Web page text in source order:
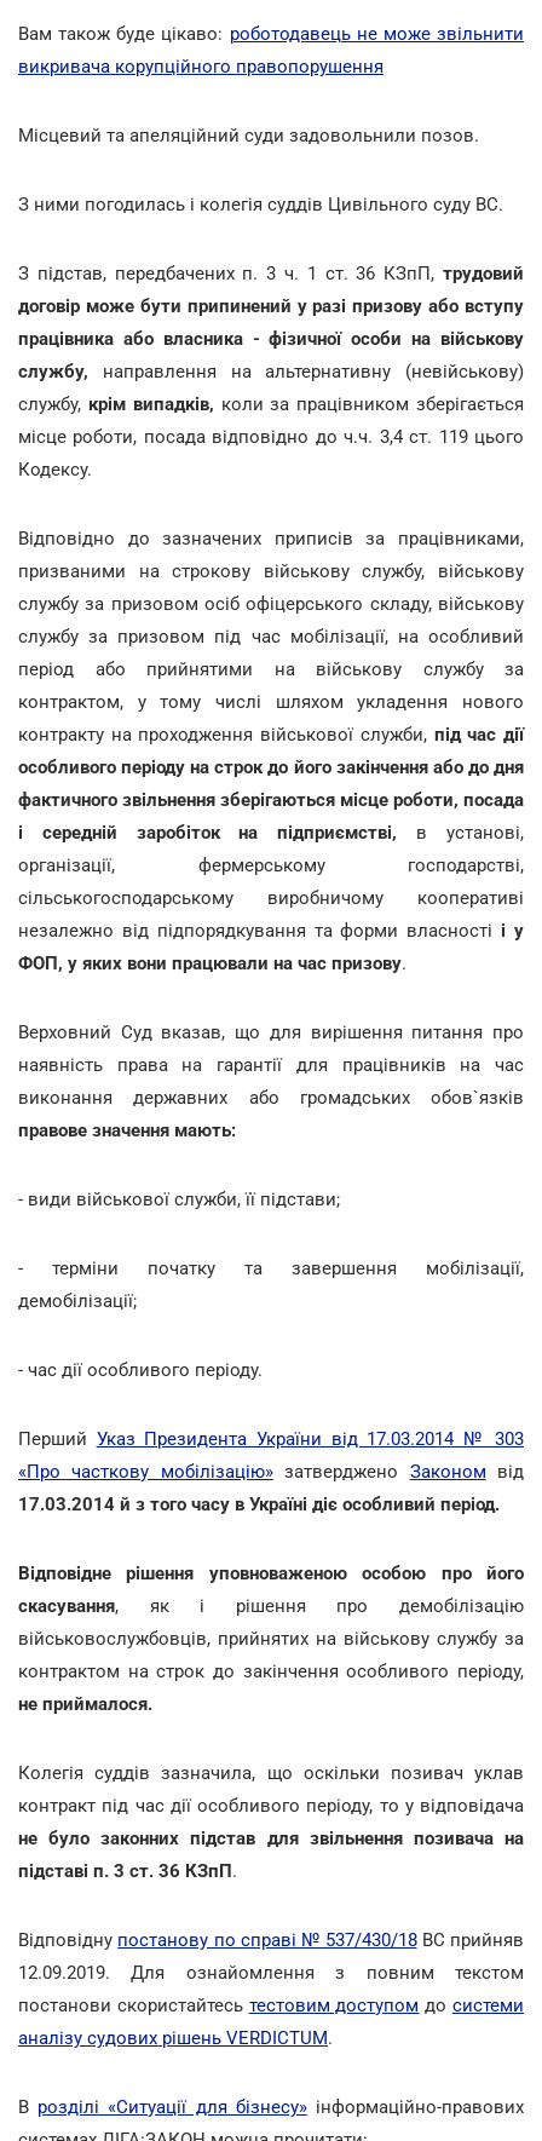
Вам також буде цікаво: роботодавець не може звільнити
викривача корупційного правопорушення
Місцевий та апеляційний суди задовольнили позов.
З ними погодилась і колегія суддів Цивільного суду ВС.
З підстав, передбачених п. 3 ч. 1 ст. 36 КЗпП, трудовий
договір може бути припинений у разі призову або вступу
працівника або власника - фізичної особи на військову
службу, направлення на альтернативну (невійськову)
службу, крім випадків, коли за працівником зберігається
місце роботи, посада відповідно до ч.ч. 3,4 ст. 119 цього
Кодексу.
Відповідно до зазначених приписів за працівниками,
призваними на строкову військову службу, військову
службу за призовом осіб офіцерського складу, військову
службу за призовом під час мобілізації, на особливий
період або прийнятими на військову службу за
контрактом, у тому числі шляхом укладення нового
контракту на проходження військової служби,під час дії
особливого періоду на строк до його закінчення або до дня
фактичного звільнення зберігаються місце роботи, посада
і середній заробіток на підприємстві, в установі,
організації, фермерському господарстві,
сільськогосподарському виробничому кооперативі
незалежно від підпорядкування та форми власності і у
ФОП, у яких вони працювали на час призову.
Верховний Суд вказав, що для вирішення питання про
наявність права на гарантії для працівників на час
виконання державних або громадських обов`язків
правове значення мають:
- види військової служби, її підстави;
- терміни початку та завершення мобілізації,
демобілізації;
- час дії особливого періоду.
Перший Указ Президента України від 17.03.2014 № 303
«Про часткову мобілізацію»затверджено Законом від
17.03.2014 й з того часу в Україні діє особливий період.
Відповідне рішення уповноваженою особою про його
скасування, як і рішення про демобілізацію
військовослужбовців, прийнятих на військову службу за
контрактом на строк до закінчення особливого періоду,
не приймалося.
Колегія суддів зазначила, що оскільки
позивач уклав
контракт під час дії особливого періоду, то у відповідача
не було законних підстав для звільнення позивача на
підставі п. 3 ст. 36 КЗпП.
Відповідну постанову по справі № 537/430/18ВС прийняв
12.09.2019. Для ознайомлення з повним текстом
постанови скористайтесь тестовим доступом досистеми
аналізу судових рішень VERDICTUM.
В розділі «Ситуації для бізнесу»інформаційно-правових